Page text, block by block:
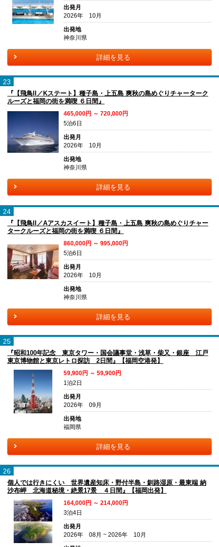
出発月
2026年 10月
出発地
神奈川県
詳細を見る
23
『【飛鳥II／Kステート】種子島・上五島 爽秋の島めぐりチャーターク
ルーズと福岡の街を満喫 ６日間』
465,000円 ～ 720,000円
5泊6日
出発月
2026年 10月
出発地
神奈川県
詳細を見る
24
『【飛鳥II／Aアスカスイート】種子島・上五島 爽秋の島めぐりチャー
タークルーズと福岡の街を満喫 ６日間』
860,000円 ～ 995,000円
5泊6日
出発月
2026年 10月
出発地
神奈川県
詳細を見る
25
『昭和100年記念 東京タワー・国会議事堂・浅草・柴又・銀座 江戸
東京博物館と東京レトロ探訪 2日間』【福岡空港発】
59,900円 ～ 59,900円
1泊2日
出発月
2026年 09月
出発地
福岡県
詳細を見る
26
個人では行きにくい 世界遺産知床・野付半島・釧路湿原・最東端 納
沙布岬 北海道秘境・絶景17景 ４日間』【福岡出発】
164,000円 ～ 214,000円
3泊4日
出発月
2026年 08月 ~ 2026年 10月